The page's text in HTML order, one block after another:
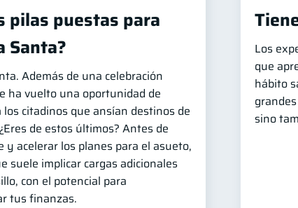
pilas puestas para
Santa?
Además de una celebración
ha vuelto una oportunidad de
los citadinos que ansían destinos de
de estos últimos? Antes de
y acelerar los planes para el asueto,
suele implicar cargas adicionales
con el potencial para
tus finanzas.
Los
que
hábito
sino